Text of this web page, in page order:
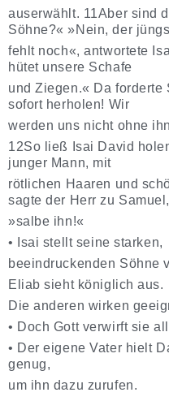
auserwählt. 11Aber sind
Söhne?« »Nein, der
fehlt noch«, antwortete
hütet unsere Schafe
und Ziegen.« Da forderte
sofort herholen! Wir
werden uns nicht ohne
12So ließ Isai David
junger Mann, mit
rötlichen Haaren und
sagte der Herr zu Samuel,
»salbe ihn!«
• Isai stellt seine starken,
beeindruckenden Söhne
Eliab sieht königlich aus.
Die anderen wirken
• Doch Gott verwirft sie
• Der eigene Vater hielt
genug,
um ihn dazu zurufen.